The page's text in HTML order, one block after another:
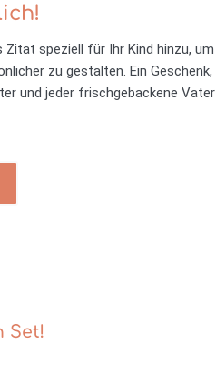
Zitat speziell für Ihr Kind hinzu, um
zu gestalten. Ein Geschenk,
und jeder frischgebackene Vater
Set!